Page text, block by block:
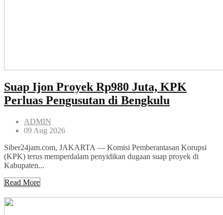
Suap Ijon Proyek Rp980 Juta, KPK
Perluas Pengusutan di Bengkulu
ADMIN
09 Aug 2026
Siber24jam.com, JAKARTA — Komisi Pemberantasan Korupsi
(KPK) terus memperdalam penyidikan dugaan suap proyek di
Kabupaten...
Read More